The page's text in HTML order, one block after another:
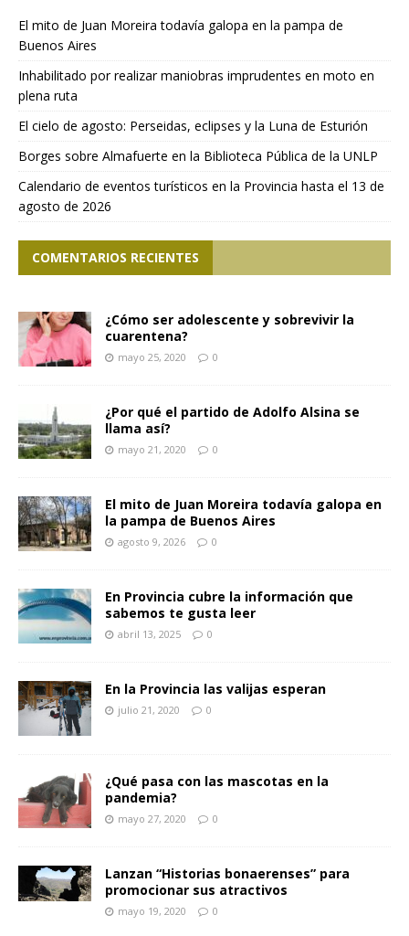
El mito de Juan Moreira todavía galopa en la pampa de
Buenos Aires
Inhabilitado por realizar maniobras imprudentes en moto en
plena ruta
El cielo de agosto: Perseidas, eclipses y la Luna de Esturión
Borges sobre Almafuerte en la Biblioteca Pública de la UNLP
Calendario de eventos turísticos en la Provincia hasta el 13 de
agosto de 2026
COMENTARIOS RECIENTES
¿Cómo ser adolescente y sobrevivir la
cuarentena?
mayo 25, 2020 0
¿Por qué el partido de Adolfo Alsina se
llama así?
mayo 21, 2020 0
El mito de Juan Moreira todavía galopa en
la pampa de Buenos Aires
agosto 9, 2026 0
En Provincia cubre la información que
sabemos te gusta leer
abril 13, 2025 0
En la Provincia las valijas esperan
julio 21, 2020 0
¿Qué pasa con las mascotas en la
pandemia?
mayo 27, 2020 0
Lanzan “Historias bonaerenses” para
promocionar sus atractivos
mayo 19, 2020 0